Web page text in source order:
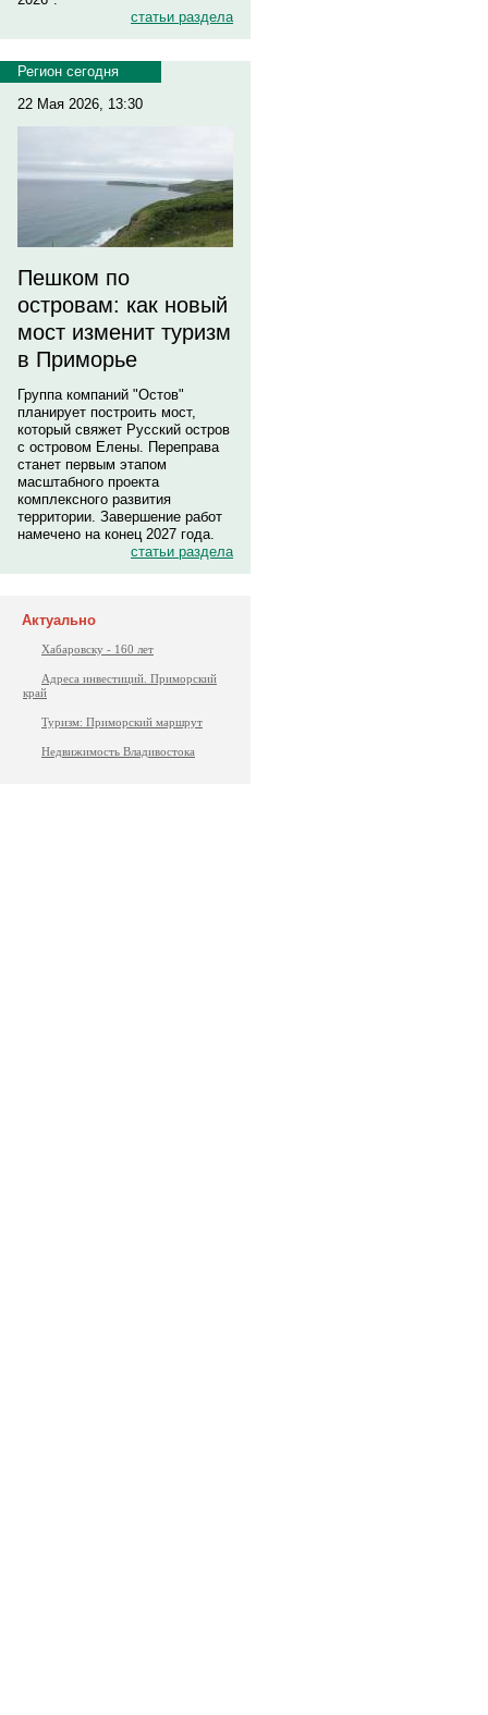
статьи раздела
Регион сегодня
22 Мая 2026, 13:30
Пешком по
островам: как новый
мост изменит туризм
в Приморье
Группа компаний "Остов"
планирует построить мост,
который свяжет Русский остров
с островом Елены. Переправа
станет первым этапом
масштабного проекта
комплексного развития
территории. Завершение работ
намечено на конец 2027 года.
статьи раздела
Актуально
Хабаровску - 160 лет
Адреса инвестиций. Приморский
край
Туризм: Приморский маршрут
Недвижимость Владивостока